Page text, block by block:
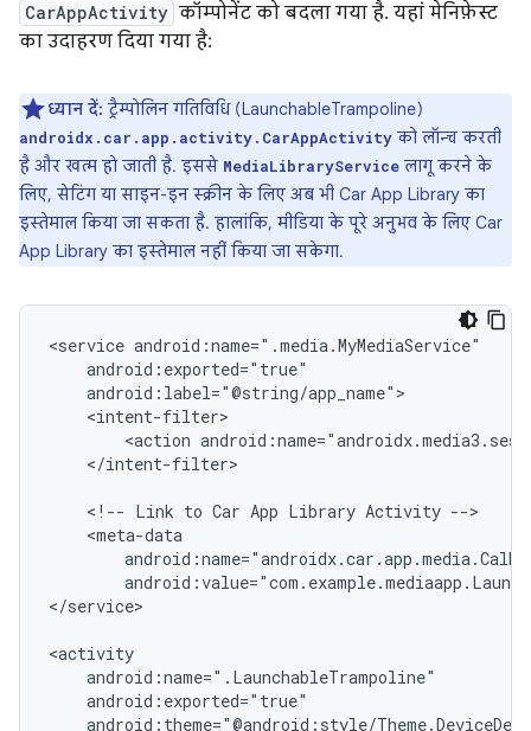
CarAppActivity कॉम्पोनेंट को बदला गया है. यहां मेनिफ़ेस्ट
का उदाहरण दिया गया है:
ध्यान दें: ट्रैम्पोलिन गतिविधि (LaunchableTrampoline)
androidx.car.app.activity.CarAppActivity को लॉन्च करती
है और खत्म हो जाती है. इससे MediaLibraryService लागू करने के
लिए, सेटिंग या साइन-इन स्क्रीन के लिए अब भी Car App Library का
इस्तेमाल किया जा सकता है. हालांकि, मीडिया के पूरे अनुभव के लिए Car
App Library का इस्तेमाल नहीं किया जा सकेगा.
<service
<action
</intent-filter>
<!-- Link to Car App Library Activity
</service>